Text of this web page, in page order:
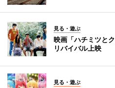
見る・遊ぶ
映画「ハチミツと
リバイバル上映
見る・遊ぶ